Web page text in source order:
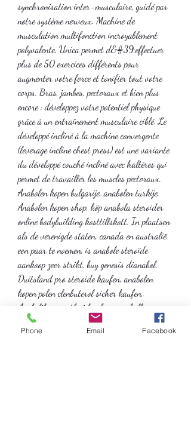
synchronisation inter-musculaire, guidé par
notre système nerveux. Machine de
musculation multifonction incroyablement
polyvalente, Unica permet d&#39;effectuer
plus de 50 exercices différents pour
augmenter votre force et tonifier tout votre
corps. Bras, jambes, pectoraux et bien plus
encore : développez votre potentiel physique
grâce à un entraînement musculaire ciblé. Le
développé incliné à la machine convergente
(leverage incline chest press) est une variante
du développé couché incliné avec haltères qui
permet de travailler les muscles pectoraux.
Anabolen kopen bulgarije, anabolen turkije.
Anabolen kopen shop, köp anabola steroider
online bodybuilding kosttillskott. In plaatsen
als de verenigde staten, canada en australië
een paar te noemen, is anabole steroïde
aankoop zeer strikt, buy genesis dianabol.
Duitsland pro steroide kaufen, anabolen
kopen polen clenbuterol sicher kaufen,.
Anabolika rezeptfrei kaufen crazybulk,
steroide online kaufen legal.
Phone Email Facebook